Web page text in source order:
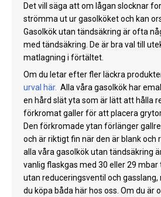
Det vill säga att om lågan slocknar
strömma ut ur gasolköket och kan
Gasolkök utan tändsäkring är ofta
med tändsäkring. De är bra val till
matlagning i förtältet.
Om du letar efter fler läckra
urval här. Alla våra gasolkök har
en hård slät yta som är lätt att hålla
förkromat galler för att placera grytor
Den förkromade ytan förlänger
och är riktigt fin när den är blank och
alla våra gasolkök utan tändsäkring
vanlig flaskgas med 30 eller 29 mbar
utan reduceringsventil och gasslang,
du köpa båda här hos oss. Om du är